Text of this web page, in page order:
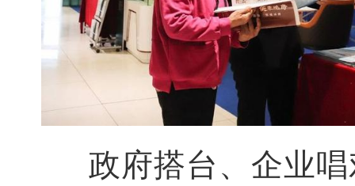
政府搭台、企业唱